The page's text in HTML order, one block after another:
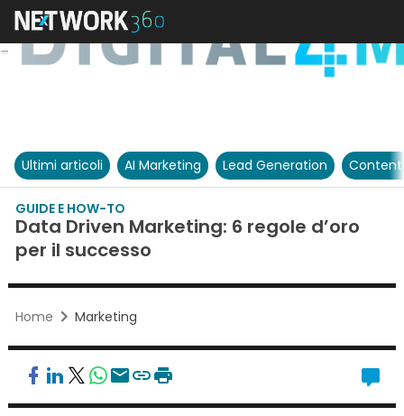
Ultimi articoli AI Marketing Lead Generation
GUIDE E HOW-TO
Data Driven Marketing: 6 regole d’oro
per il successo
Home Marketing